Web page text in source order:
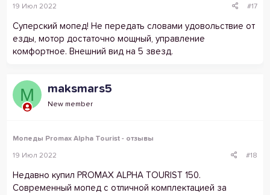
19 Июл 2022 #17
Суперский мопед! Не передать словами удовольствие от
езды, мотор достаточно мощный, управление
комфортное. Внешний вид на 5 звезд.
M maksmars5
New member
Мопеды Promax Alpha Tourist - отзывы
19 Июл 2022 #18
Недавно купил PROMAX ALPHA TOURIST 150.
Современный мопед с отличной комплектацией за